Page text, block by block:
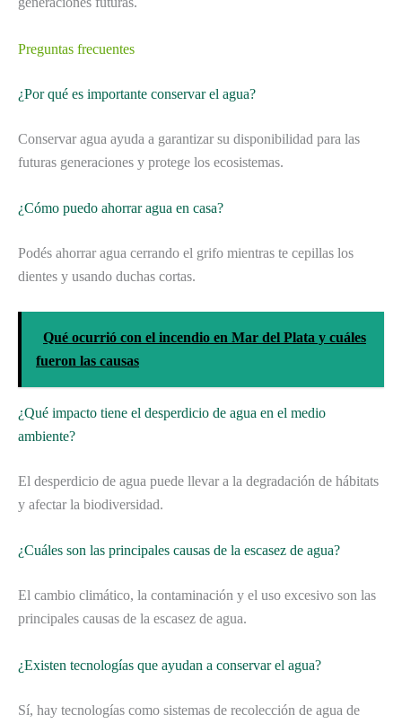
Preguntas frecuentes
¿Por qué es importante conservar el agua?
Conservar agua ayuda a garantizar su disponibilidad para las
futuras generaciones y protege los ecosistemas.
¿Cómo puedo ahorrar agua en casa?
Podés ahorrar agua cerrando el grifo mientras te cepillas los
dientes y usando duchas cortas.
Qué ocurrió con el incendio en Mar del Plata y cuáles
fueron las causas
¿Qué impacto tiene el desperdicio de agua en el medio
ambiente?
El desperdicio de agua puede llevar a la degradación de hábitats
y afectar la biodiversidad.
¿Cuáles son las principales causas de la escasez de agua?
El cambio climático, la contaminación y el uso excesivo son las
principales causas de la escasez de agua.
¿Existen tecnologías que ayudan a conservar el agua?
Sí, hay tecnologías como sistemas de recolección de agua de